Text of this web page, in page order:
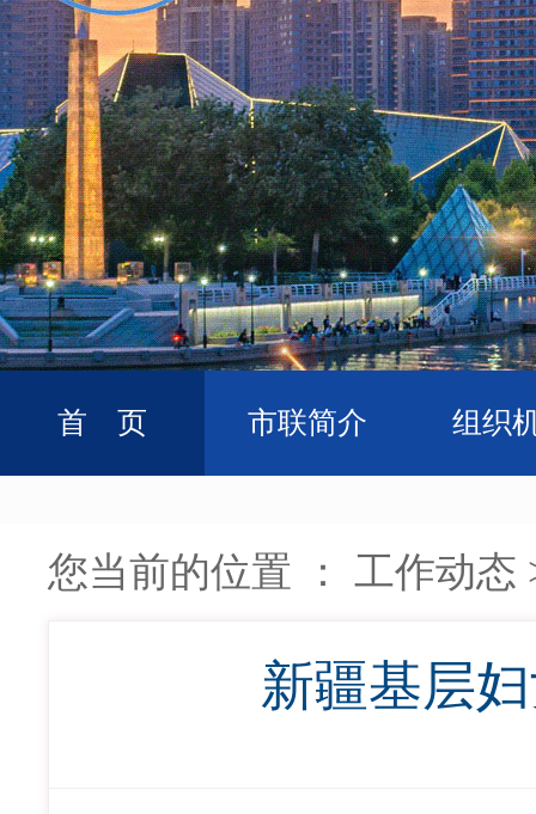
首 页 市联简介 组织
您当前的位置 ： 工作动态
新疆基层